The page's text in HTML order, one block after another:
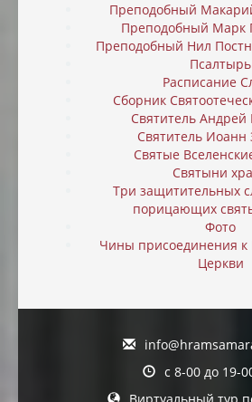
Преподобный
Преподобный Марк
Преподобный Нил
Псалтырь
Расписание
Сборник
Святитель Андрей
Святитель Иоанн
Святые
Святыни
Три защитительных
порицающих
Фото
Чины присоединения к
Церкви
с 8-00 до 19-